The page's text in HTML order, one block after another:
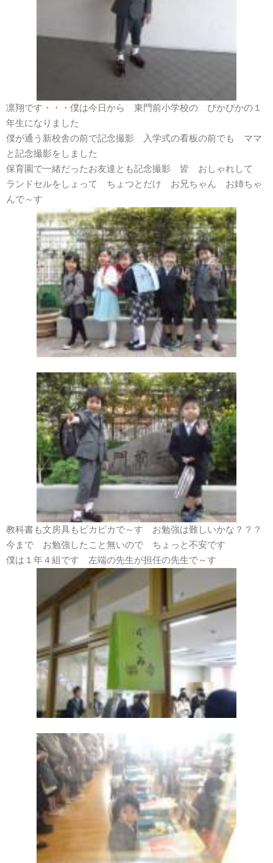
凛翔です・・・僕は今日から 東門前小学校の ぴかぴかの１
年生になりました
僕が通う新校舎の前で記念撮影 入学式の看板の前でも ママ
と記念撮影をしました
保育園で一緒だったお友達とも記念撮影 皆 おしゃれして
ランドセルをしょって ちょつとだけ お兄ちゃん お姉ちゃ
んで～す
教科書も文房具もピカピカで～す お勉強は難しいかな？？？
今まで お勉強したこと無いので ちょっと不安です
僕は１年４組です 左端の先生が担任の先生で～す